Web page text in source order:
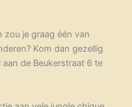
zou je graag één van
Kom dan gezellig
de Beukerstraat 6 te